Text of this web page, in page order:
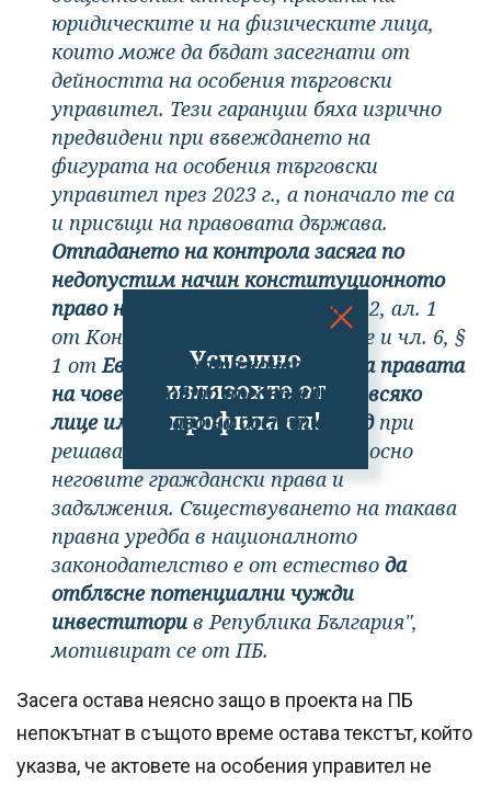
Успешно
излязохте от
профила си!
юридическите и на физическите лица,
които може да бъдат засегнати от
дейността на особения търговски
управител. Тези гаранции бяха изрично
предвидени при въвеждането на
фигурата на особения търговски
управител през 2023 г., а поначало те са
и присъщи на правовата държава.
Отпадането на контрола засяга по
недопустим начин конституционното
право на защита
(чл. 56 и чл. 122, ал. 1
от Конституцията). Нарушен е и чл. 6, §
1 отЕвропейската конвенция за правата
на човека, който предвижда, че всяко
лице има право на достъп до съдпри
решаването на правен спор относно
неговите граждански права и
задължения. Съществуването на такава
правна уредба в националното
законодателство е от естество да
отблъсне потенциални чужди
инвеститори в Република България",
мотивират се от ПБ.
Засега остава неясно защо в проекта на ПБ
непокътнат в същото време остава текстът, който
указва, че актовете на особения управител не